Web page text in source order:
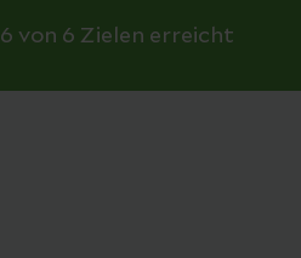
6 von 6 Zielen erreicht